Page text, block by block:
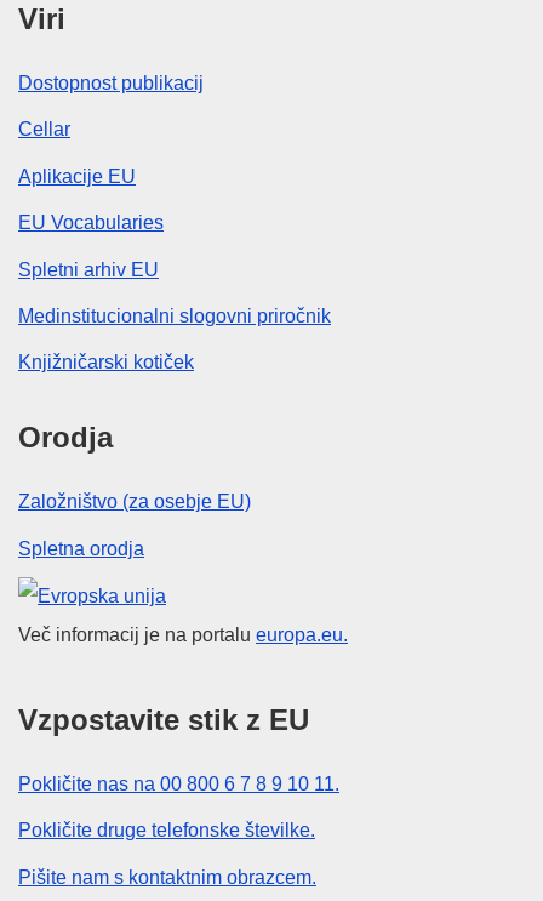
Viri
Dostopnost publikacij
Cellar
Aplikacije EU
EU Vocabularies
Spletni arhiv EU
Medinstitucionalni slogovni priročnik
Knjižničarski kotiček
Orodja
Založništvo (za osebje EU)
Spletna orodja
Evropska unija
Več informacij je na portalu europa.eu.
Vzpostavite stik z EU
Pokličite nas na 00 800 6 7 8 9 10 11.
Pokličite druge telefonske številke.
Pišite nam s kontaktnim obrazcem.